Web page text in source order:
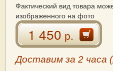
Фактический вид товара
изображенного на фото
1 450р.
Доставим за 2 часа (